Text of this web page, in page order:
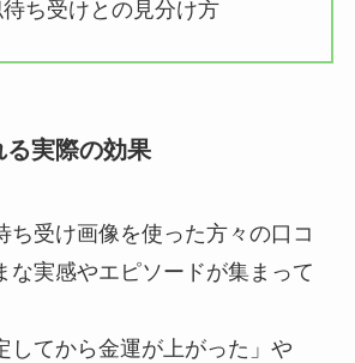
待ち受けとの見分け方
る実際の効果
ち受け画像を使った方々の口コ
な実感やエピソードが集まって
してから金運が上がった」や